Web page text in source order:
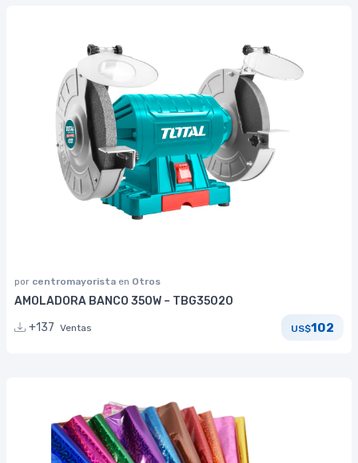
por centromayorista en Otros
AMOLADORA BANCO 350W – TBG35020
+137 Ventas US$102